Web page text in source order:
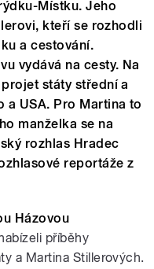
Místku. Jeho
kteří se rozhodli
a cestování.
vydává na cesty. Na
státy střední a
a USA. Pro Martina to
manželka se na
rozhlas Hradec
reportáže z
Házovou
příběhy
a Martina Stillerových.